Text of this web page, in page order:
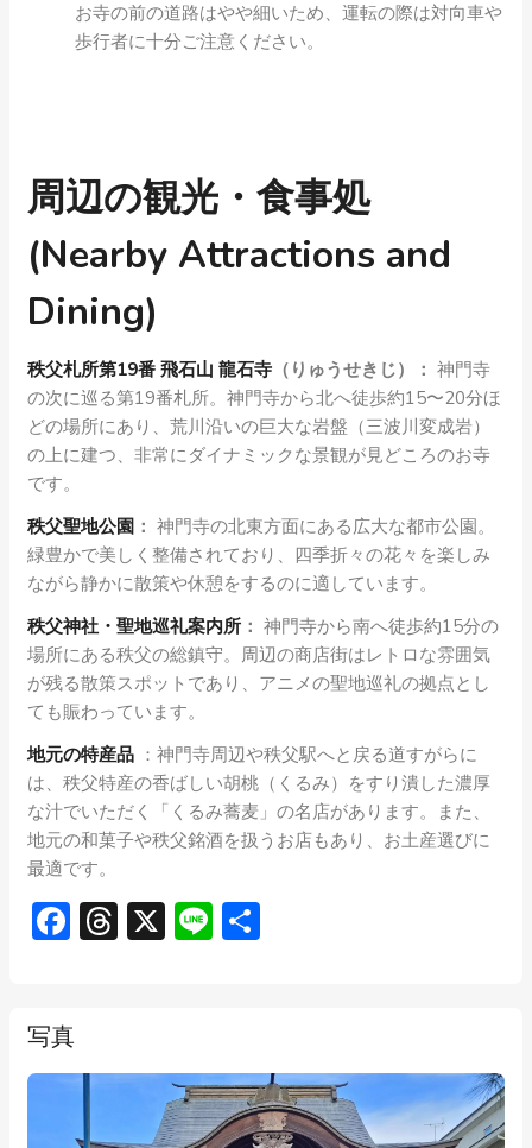
お寺の前の道路はやや細いため、運転の際は対向車や
歩行者に十分ご注意ください。
周辺の観光・食事処
(Nearby Attractions and
Dining)
秩父札所第19番 飛石山 龍石寺 （りゅうせきじ）： 神門寺
の次に巡る第19番札所。神門寺から北へ徒歩約15〜20分ほ
どの場所にあり、荒川沿いの巨大な岩盤（三波川変成岩）
の上に建つ、非常にダイナミックな景観が見どころのお寺
です。
秩父聖地公園 ： 神門寺の北東方面にある広大な都市公園。
緑豊かで美しく整備されており、四季折々の花々を楽しみ
ながら静かに散策や休憩をするのに適しています。
秩父神社・聖地巡礼案内所 ： 神門寺から南へ徒歩約15分の
場所にある秩父の総鎮守。周辺の商店街はレトロな雰囲気
が残る散策スポットであり、アニメの聖地巡礼の拠点とし
ても賑わっています。
地元の特産品 ：神門寺周辺や秩父駅へと戻る道すがらに
は、秩父特産の香ばしい胡桃（くるみ）をすり潰した濃厚
な汁でいただく「くるみ蕎麦」の名店があります。また、
地元の和菓子や秩父銘酒を扱うお店もあり、お土産選びに
最適です。
Facebook
Threads
X Line
写真